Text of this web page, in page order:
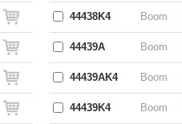
44438K4 Boom
44439A Boom
44439AK4 Boom
44439K4 Boom